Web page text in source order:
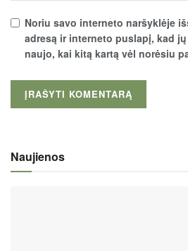
Noriu savo interneto naršyklėje
adresą ir interneto puslapį, kad
naujo, kai kitą kartą vėl norėsiu
Naujienos